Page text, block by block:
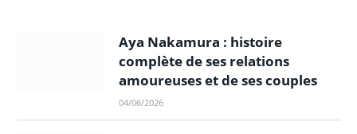
Aya Nakamura : histoire
complète de ses relations
amoureuses et de ses couples
04/06/2026